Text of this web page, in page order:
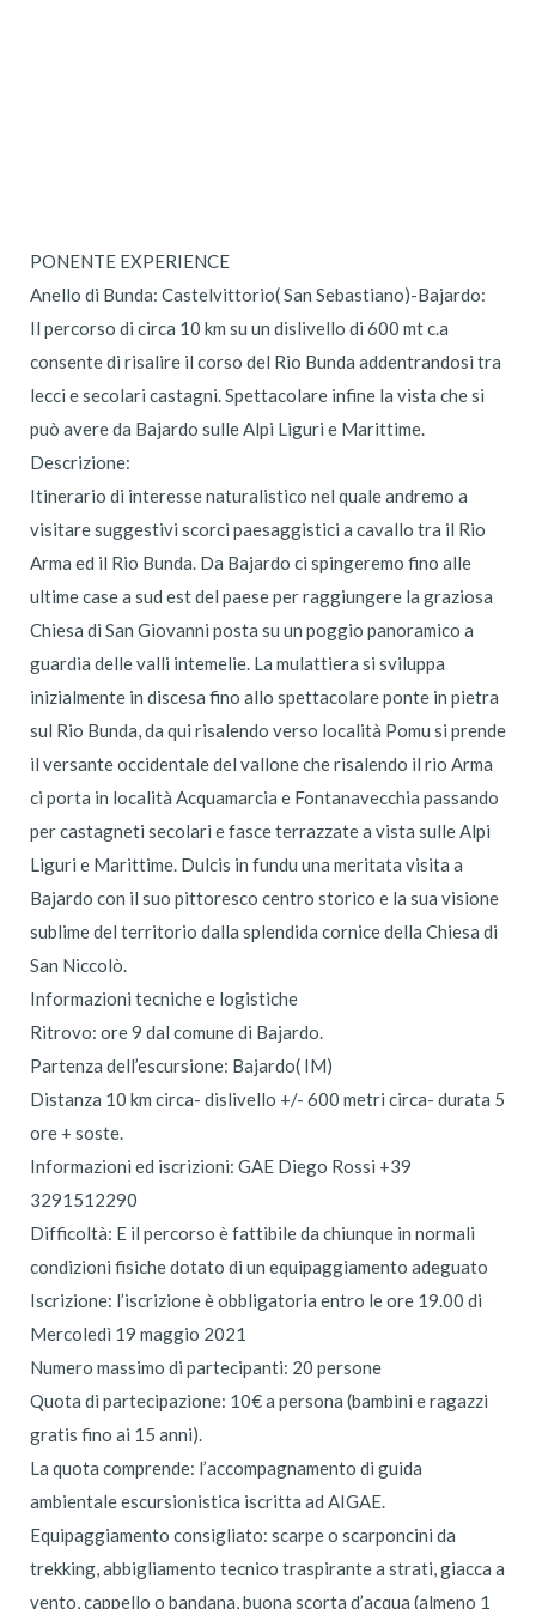
PONENTE EXPERIENCE
Anello di Bunda: Castelvittorio( San Sebastiano)-Bajardo:
Il percorso di circa 10 km su un dislivello di 600 mt c.a
consente di risalire il corso del Rio Bunda addentrandosi tra
lecci e secolari castagni. Spettacolare infine la vista che si
può avere da Bajardo sulle Alpi Liguri e Marittime.
Descrizione:
Itinerario di interesse naturalistico nel quale andremo a
visitare suggestivi scorci paesaggistici a cavallo tra il Rio
Arma ed il Rio Bunda. Da Bajardo ci spingeremo fino alle
ultime case a sud est del paese per raggiungere la graziosa
Chiesa di San Giovanni posta su un poggio panoramico a
guardia delle valli intemelie. La mulattiera si sviluppa
inizialmente in discesa fino allo spettacolare ponte in pietra
sul Rio Bunda, da qui risalendo verso località Pomu si prende
il versante occidentale del vallone che risalendo il rio Arma
ci porta in località Acquamarcia e Fontanavecchia passando
per castagneti secolari e fasce terrazzate a vista sulle Alpi
Liguri e Marittime. Dulcis in fundu una meritata visita a
Bajardo con il suo pittoresco centro storico e la sua visione
sublime del territorio dalla splendida cornice della Chiesa di
San Niccolò.
Informazioni tecniche e logistiche
Ritrovo: ore 9 dal comune di Bajardo.
Partenza dell’escursione: Bajardo( IM)
Distanza 10 km circa- dislivello +/- 600 metri circa- durata 5
ore + soste.
Informazioni ed iscrizioni: GAE Diego Rossi +39
3291512290
Difficoltà: E il percorso è fattibile da chiunque in normali
condizioni fisiche dotato di un equipaggiamento adeguato
Iscrizione: l’iscrizione è obbligatoria entro le ore 19.00 di
Mercoledì 19 maggio 2021
Numero massimo di partecipanti: 20 persone
Quota di partecipazione: 10€ a persona (bambini e ragazzi
gratis fino ai 15 anni).
La quota comprende: l’accompagnamento di guida
ambientale escursionistica iscritta ad AIGAE.
Equipaggiamento consigliato: scarpe o scarponcini da
trekking, abbigliamento tecnico traspirante a strati, giacca a
vento, cappello o bandana, buona scorta d’acqua (almeno 1